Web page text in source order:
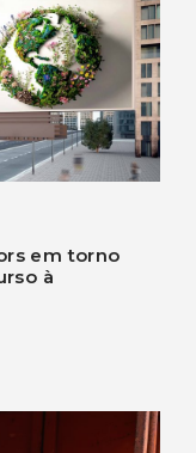
em torno
à